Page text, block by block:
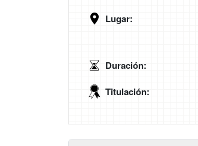
Lugar:
Duración:
Titulación: